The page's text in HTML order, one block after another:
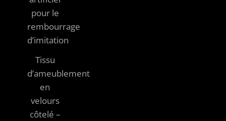
pour le
rembourrage
d’imitation
Tissu
d’ameublement
en
velours
côtelé –